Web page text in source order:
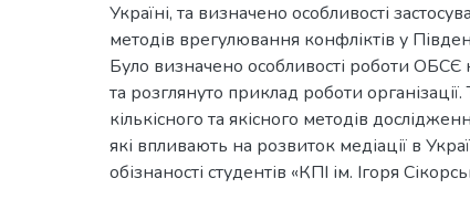
Україні, та визначено особливості
методів врегулювання конфліктів у
Було визначено особливості роботи ОБСЄ
та розглянуто приклад роботи
кількісного та якісного методів
які впливають на розвиток медіації в
обізнаності студентів «КПІ ім. Ігоря